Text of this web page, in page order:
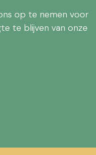
op te nemen voor
te blijven van onze